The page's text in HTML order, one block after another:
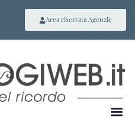
Area riservata Agenzie